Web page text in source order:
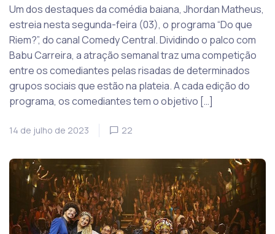
Um dos destaques da comédia baiana, Jhordan Matheus,
estreia nesta segunda-feira (03), o programa “Do que
Riem?”, do canal Comedy Central. Dividindo o palco com
Babu Carreira, a atração semanal traz uma competição
entre os comediantes pelas risadas de determinados
grupos sociais que estão na plateia. A cada edição do
programa, os comediantes tem o objetivo […]
14 de julho de 2023 22